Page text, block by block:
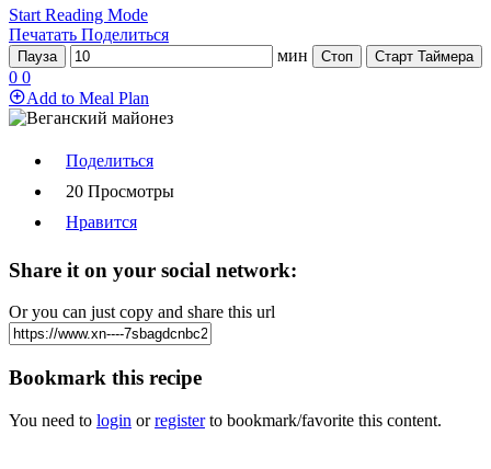
Start Reading Mode
Печатать Поделиться
Пауза мин Стоп Старт Таймера
0 0
Add to Meal Plan
Поделиться
20 Просмотры
Нравится
Share it on your social network:
Or you can just copy and share this url
Bookmark this recipe
You need to login orregisterto bookmark/favorite this content.